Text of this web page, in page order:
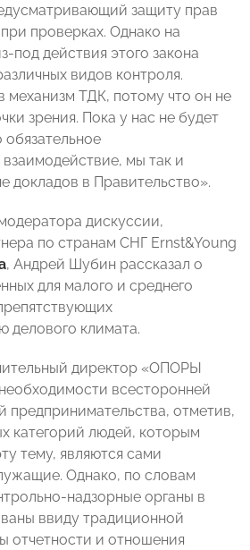
защиту прав
проверках. Однако на
под действия этого закона
видов контроля.
механизм ТДК, потому что он не
зрения. Пока у нас не будет
обязательное
мы так и
докладов в Правительство».
дискуссии,
по странам СНГ Ernst&Young
, Андрей Шубин рассказал о
для малого и среднего
делового климата.
директор «ОПОРЫ
всесторонней
предпринимательства, отметив,
категорий людей, которым
тему, являются сами
Однако, по словам
надзорные органы в
ввиду традиционной
отчетности и отношения